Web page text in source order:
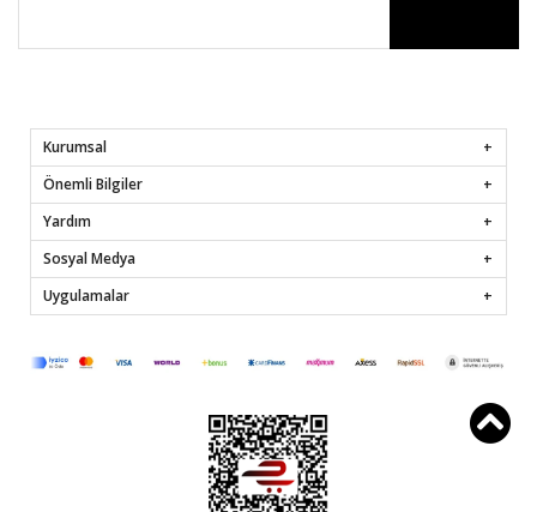
Kurumsal
Önemli Bilgiler
Yardım
Sosyal Medya
Uygulamalar